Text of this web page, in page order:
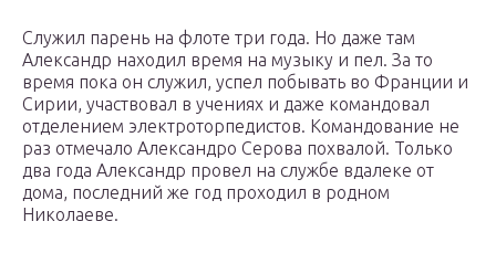
Служил парень на флоте три года. Но даже там
Александр находил время на музыку и пел. За то
время пока он служил, успел побывать во Франции и
Сирии, участвовал в учениях и даже командовал
отделением электроторпедистов. Командование не
раз отмечало Александро Серова похвалой. Только
два года Александр провел на службе вдалеке от
дома, последний же год проходил в родном
Николаеве.